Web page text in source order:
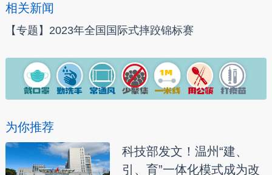
相关新闻
【专题】2023年全国国际式摔跤锦标赛
为你推荐
科技部发文！温州“建、
引、育”一体化模式成为改